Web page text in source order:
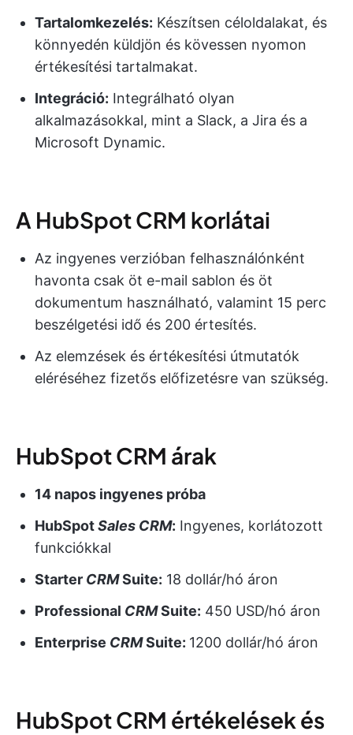
Tartalomkezelés: Készítsen céloldalakat, és
könnyedén küldjön és kövessen nyomon
értékesítési tartalmakat.
Integráció: Integrálható olyan
alkalmazásokkal, mint a Slack, a Jira és a
Microsoft Dynamic.
A HubSpot CRM korlátai
Az ingyenes verzióban felhasználónként
havonta csak öt e-mail sablon és öt
dokumentum használható, valamint 15 perc
beszélgetési idő és 200 értesítés.
Az elemzések és értékesítési útmutatók
eléréséhez fizetős előfizetésre van szükség.
HubSpot CRM árak
14 napos ingyenes próba
HubSpotSales CRM: Ingyenes, korlátozott
funkciókkal
Starter CRMSuite: 18 dollár/hó áron
Professional CRMSuite: 450 USD/hó áron
Enterprise CRMSuite: 1200 dollár/hó áron
HubSpot CRM értékelések és